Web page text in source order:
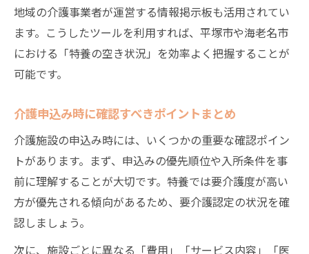
地域の介護事業者が運営する情報掲示板も活用されてい
ます。こうしたツールを利用すれば、平塚市や海老名市
における「特養の空き状況」を効率よく把握することが
可能です。
介護申込み時に確認すべきポイントまとめ
介護施設の申込み時には、いくつかの重要な確認ポイン
トがあります。まず、申込みの優先順位や入所条件を事
前に理解することが大切です。特養では要介護度が高い
方が優先される傾向があるため、要介護認定の状況を確
認しましょう。
次に、施設ごとに異なる「費用」「サービス内容」「医